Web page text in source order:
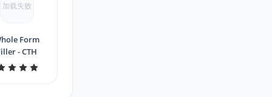
加载失败
Form
- CTH